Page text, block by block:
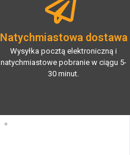
Natychmiastowa dostawa
Wysyłka pocztą elektroniczną i
natychmiastowe pobranie w ciągu 5-
30 minut.